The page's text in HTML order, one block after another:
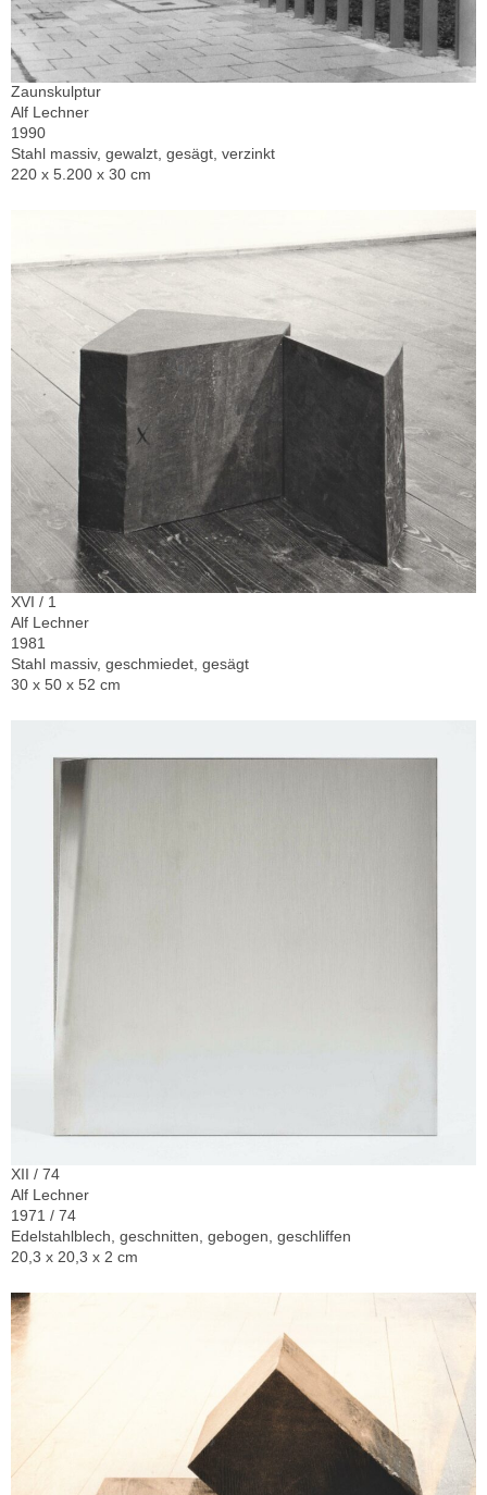
Zaunskulptur
Alf Lechner
1990
Stahl massiv, gewalzt, gesägt, verzinkt
220 x 5.200 x 30 cm
XVI / 1
Alf Lechner
1981
Stahl massiv, geschmiedet, gesägt
30 x 50 x 52 cm
XII / 74
Alf Lechner
1971 / 74
Edelstahlblech, geschnitten, gebogen, geschliffen
20,3 x 20,3 x 2 cm